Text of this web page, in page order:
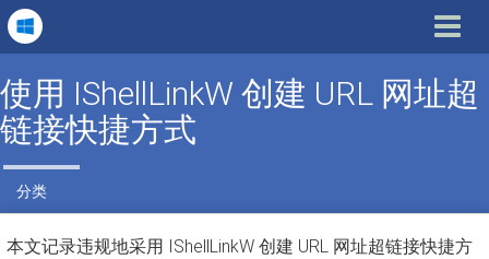
Toggle
使用 IShellLinkW 创建 URL 网址超
链接快捷方式
分类
本文记录违规地采用 IShellLinkW 创建 URL 网址超链接快捷方